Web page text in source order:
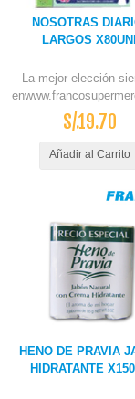
NOSOTRAS
LARGOS
La mejor elección
S/.19.70
Añadir al Carrito
HENO DE PRAVIA
HIDRATANTE